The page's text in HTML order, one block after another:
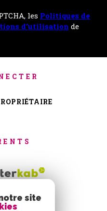
les Politiques de
d'utilisation de
site